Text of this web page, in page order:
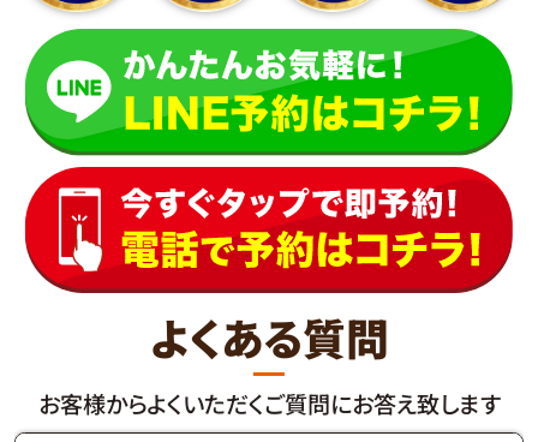
よくある質問
お客様からよくいただくご質問にお答え致します